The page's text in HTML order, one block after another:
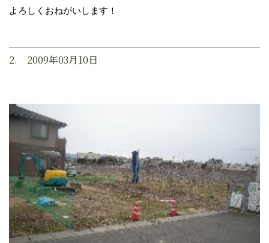
よろしくおねがいします！
2. 2009年03月10日